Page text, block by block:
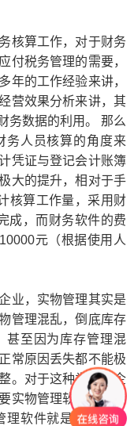
核算工作，对于财务
付税务管理的需要，
年的工作经验来讲，
营效果分析来讲，其
务数据的利用。 那么
务人员核算的角度来
凭证与登记会计账簿
大的提升，相对于手
核算工作量，采用财
成，而财务软件的费
元（根据使用人
业，实物管理其实是
管理混乱，倒底库存
甚至因为库存管理混
常原因丢失都不能极
。对于这种类型的企
实物管理软件进行辅
理软件就是进销存软